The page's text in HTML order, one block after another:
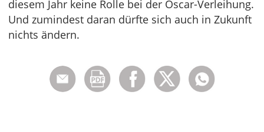
diesem Jahr keine Rolle bei der Oscar-Verleihung.
Und zumindest daran dürfte sich auch in Zukunft
nichts ändern.